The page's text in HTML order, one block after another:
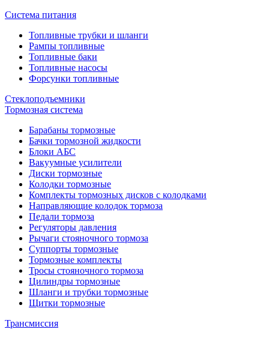
Система питания
Топливные трубки и шланги
Рампы топливные
Топливные баки
Топливные насосы
Форсунки топливные
Стеклоподъемники
Тормозная система
Барабаны тормозные
Бачки тормозной жидкости
Блоки АБС
Вакуумные усилители
Диски тормозные
Колодки тормозные
Комплекты тормозных дисков с колодками
Направляющие колодок тормоза
Педали тормоза
Регуляторы давления
Рычаги стояночного тормоза
Суппорты тормозные
Тормозные комплекты
Тросы стояночного тормоза
Цилиндры тормозные
Шланги и трубки тормозные
Щитки тормозные
Трансмиссия